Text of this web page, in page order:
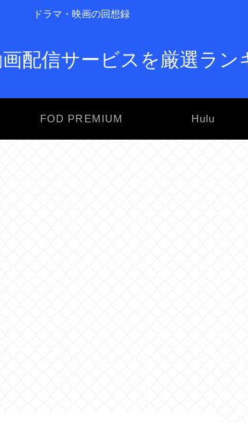
ドラマ・映画の回想録
配信サービスを厳選ラン
FOD PREMIUM Hulu